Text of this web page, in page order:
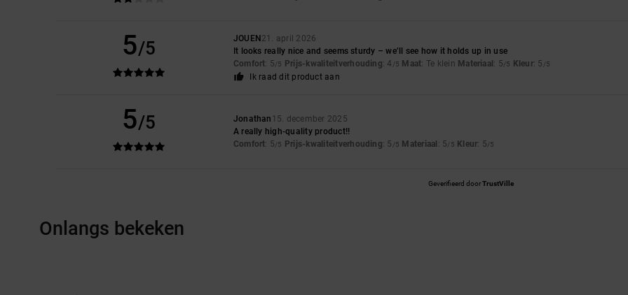
5/5 JOUEN 21. april 2026
It looks really nice and seems sturdy – we’ll see how it holds up in use
Comfort: 5/5 Prijs-kwaliteitverhouding: 4 /5 Maat: Te klein Materiaal : 5/5 Kleur: 5 /5
Ik raad dit product aan
5/5 Jonathan 15. december 2025
A really high-quality product!!
Comfort: 5/5 Prijs-kwaliteitverhouding: 5 /5 Materiaal : 5/5 Kleur: 5/5
Geverifieerd doorTrustVille
Onlangs bekeken